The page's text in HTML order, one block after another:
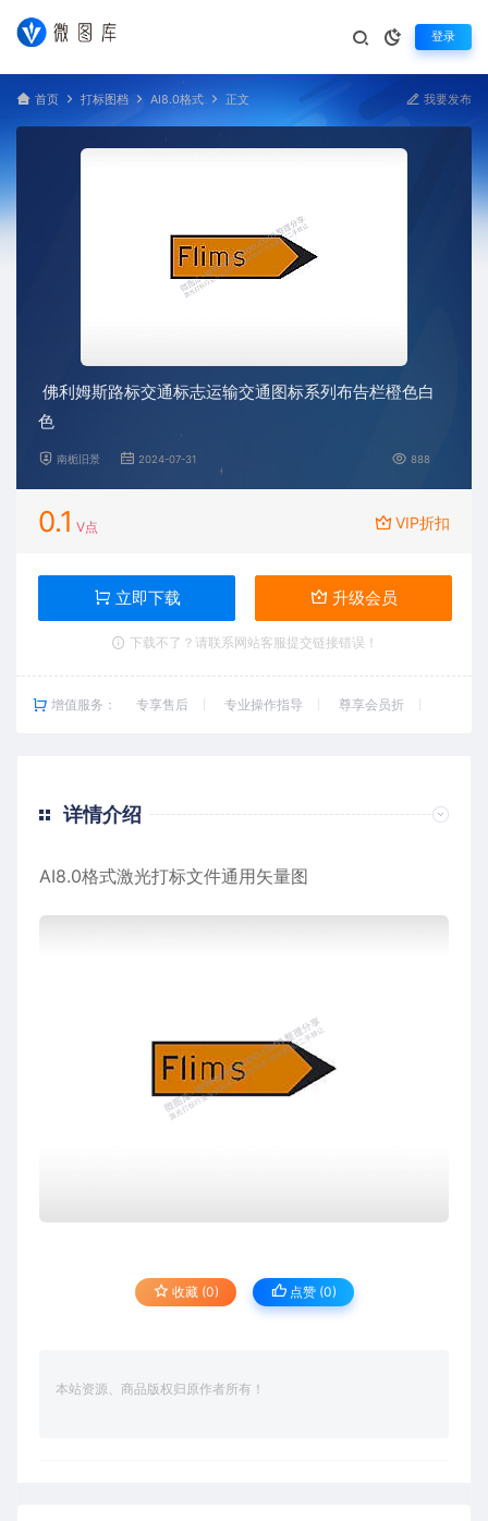
登录
首页 打标图档 AI8.0格式 正文 我要发布
佛利姆斯路标交通标志运输交通图标系列布告栏橙色白
色
南栀旧景 2024-07-31 888
0.1 V点 VIP折扣
立即下载 升级会员
下载不了？请联系网站客服提交链接错误！
增值服务： 专享售后 专业操作指导 尊享会员折
详情介绍
AI8.0格式激光打标文件通用矢量图
收藏 (0) 点赞 (0)
本站资源、商品版权归原作者所有！